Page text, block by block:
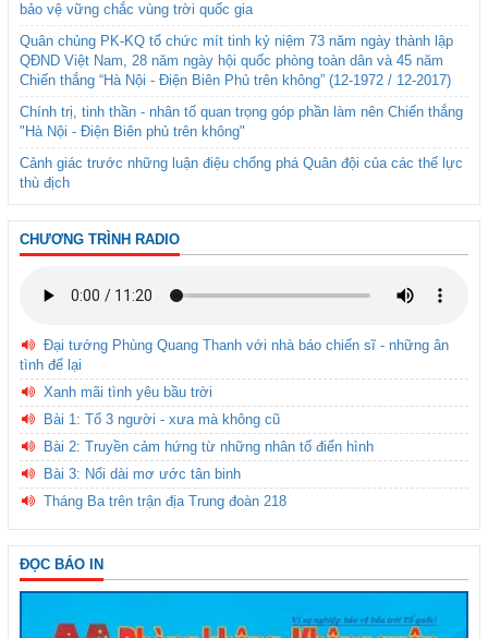
bảo vệ vững chắc vùng trời quốc gia
Quân chủng PK-KQ tổ chức mít tinh kỷ niệm 73 năm ngày thành lập
QĐND Việt Nam, 28 năm ngày hội quốc phòng toàn dân và 45 năm
Chiến thắng “Hà Nội - Điện Biên Phủ trên không” (12-1972 / 12-2017)
Chính trị, tinh thần - nhân tố quan trọng góp phần làm nên Chiến thắng
"Hà Nội - Điện Biên phủ trên không"
Cảnh giác trước những luận điệu chống phá Quân đội của các thế lực
thù địch
CHƯƠNG TRÌNH RADIO
Đại tướng Phùng Quang Thanh với nhà báo chiến sĩ - những ân
tình để lại
Xanh mãi tình yêu bầu trời
Bài 1: Tổ 3 người - xưa mà không cũ
Bài 2: Truyền cảm hứng từ những nhân tố điển hình
Bài 3: Nối dài mơ ước tân binh
Tháng Ba trên trận địa Trung đoàn 218
ĐỌC BÁO IN